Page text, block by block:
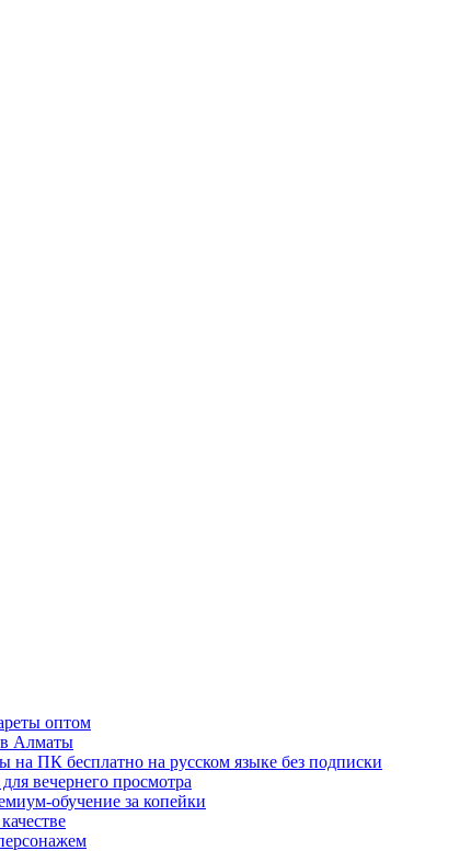
оптом
Алматы
на ПК бесплатно на русском языке без подписки
вечернего просмотра
обучение за копейки